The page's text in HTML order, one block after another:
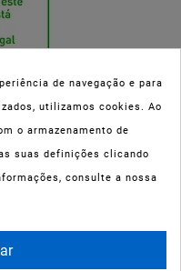
autorizada pelo INFARMED
de Medicamentos Não
de saúde e bem-estar
Não Sujeitos a
Vila Nova de Gaia.
de navegação e para
utilizamos cookies. Ao
o armazenamento de
suas definições clicando
consulte a nossa